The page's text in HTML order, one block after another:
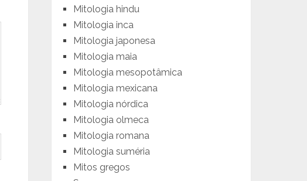
Mitologia hindu
Mitologia inca
Mitologia japonesa
Mitologia maia
Mitologia mesopotâmica
Mitologia mexicana
Mitologia nórdica
Mitologia olmeca
Mitologia romana
Mitologia suméria
Mitos gregos